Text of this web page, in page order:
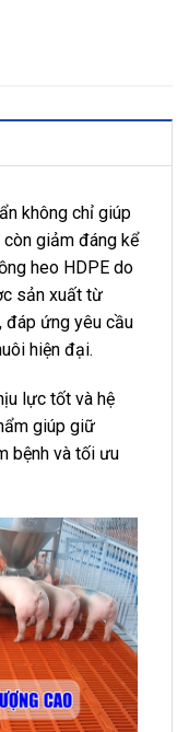
không chỉ giúp
giảm đáng kể
heo HDPE do
sản xuất từ
đáp ứng yêu cầu
hiện đại.
lực tốt và hệ
giúp giữ
bệnh và tối ưu